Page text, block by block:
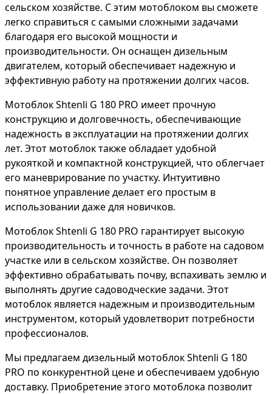
сельском хозяйстве. С этим мотоблоком вы сможете
легко справиться с самыми сложными задачами
благодаря его высокой мощности и
производительности. Он оснащен дизельным
двигателем, который обеспечивает надежную и
эффективную работу на протяжении долгих часов.
Мотоблок Shtenli G 180 PRO имеет прочную
конструкцию и долговечность, обеспечивающие
надежность в эксплуатации на протяжении долгих
лет. Этот мотоблок также обладает удобной
рукояткой и компактной конструкцией, что облегчает
его маневрирование по участку. Интуитивно
понятное управление делает его простым в
использовании даже для новичков.
Мотоблок Shtenli G 180 PRO гарантирует высокую
производительность и точность в работе на садовом
участке или в сельском хозяйстве. Он позволяет
эффективно обрабатывать почву, вспахивать землю и
выполнять другие садоводческие задачи. Этот
мотоблок является надежным и производительным
инструментом, который удовлетворит потребности
профессионалов.
Мы предлагаем дизельный мотоблок Shtenli G 180
PRO по конкурентной цене и обеспечиваем удобную
доставку. Приобретение этого мотоблока позволит